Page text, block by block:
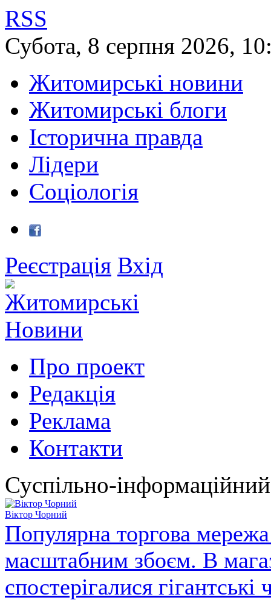
RSS
Субота, 8 серпня 2026,
Житомирські новини
Житомирські блоги
Історична правда
Лідери
Соціологія
Реєстрація Вхід
Про проект
Редакція
Реклама
Контакти
Суспільно-
Віктор Чорний
Популярна торгова
масштабним збоєм. В
спостерігалися